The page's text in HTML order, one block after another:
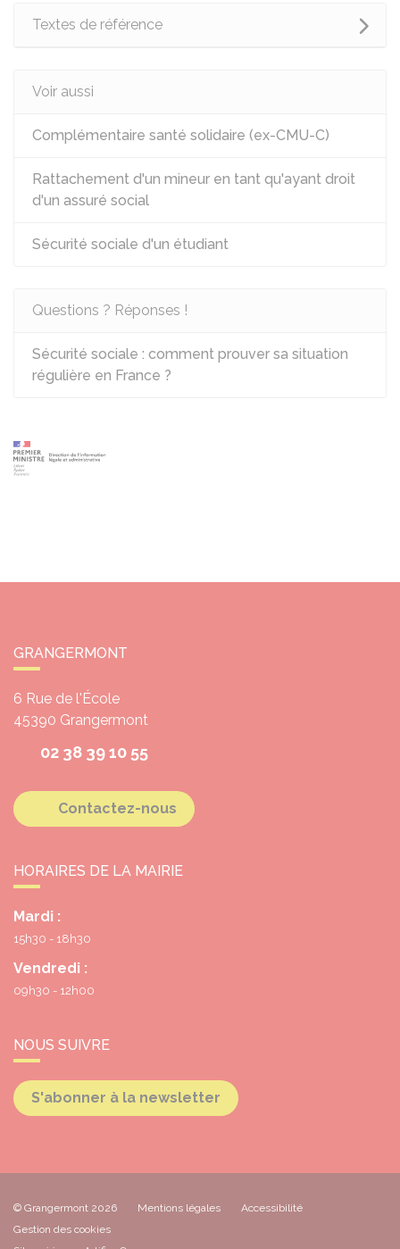
Textes de référence
Voir aussi
Complémentaire santé solidaire (ex-CMU-C)
Rattachement d'un mineur en tant qu'ayant droit
d'un assuré social
Sécurité sociale d'un étudiant
Questions ? Réponses !
Sécurité sociale : comment prouver sa situation
régulière en France ?
GRANGERMONT
6 Rue de l'École
45390 Grangermont
02 38 39 10 55
Contactez-nous
HORAIRES DE LA MAIRIE
Mardi :
15h30 - 18h30
Vendredi :
09h30 - 12h00
NOUS SUIVRE
S'abonner à la newsletter
© Grangermont 2026 Mentions légales
Accessibilité
Gestion des cookies